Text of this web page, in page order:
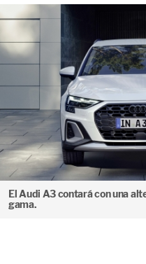
El Audi A3 contará con una
gama.